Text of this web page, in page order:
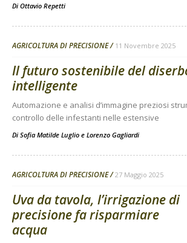
Di Ottavio Repetti
AGRICOLTURA DI PRECISIONE 11 Novembre 2025
Il futuro sostenibile del
intelligente
Automazione e analisi d’immagine preziosi
controllo delle infestanti nelle estensive
Di Sofia Matilde Luglio e Lorenzo Gagliardi
AGRICOLTURA DI PRECISIONE 27 Maggio 2025
Uva da tavola, l’irrigazione di
precisione fa risparmiare
acqua